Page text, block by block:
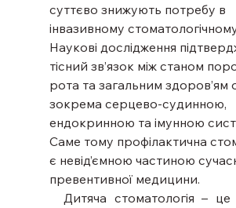
суттєво знижують потребу в
інвазивному стоматологічному
Наукові дослідження
тісний зв’язок між станом
рота та загальним здоров’ям
зокрема серцево-судинною,
ендокринною та імунною
Саме тому профілактична
є невід’ємною частиною
превентивної медицини.
Дитяча стоматологія – це